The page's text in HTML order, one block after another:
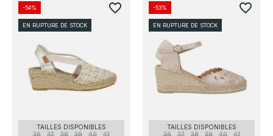
TAILLES DISPONIBLES
36
37 38 39 40 41
-54%
EN RUPTURE DE STOCK
favorite_border
TAILLES DISPONIBLES
36
37 38 39 40 41
-53%
EN RUPTURE DE STOCK
favorite_border